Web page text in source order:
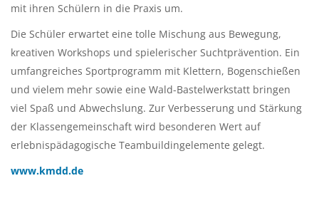
mit ihren Schülern in die Praxis um.
Die Schüler erwartet eine tolle Mischung aus Bewegung,
kreativen Workshops und spielerischer Suchtprävention. Ein
umfangreiches Sportprogramm mit Klettern, Bogenschießen
und vielem mehr sowie eine Wald-Bastelwerkstatt bringen
viel Spaß und Abwechslung. Zur Verbesserung und Stärkung
der Klassengemeinschaft wird besonderen Wert auf
erlebnispädagogische Teambuildingelemente gelegt.
www.kmdd.de